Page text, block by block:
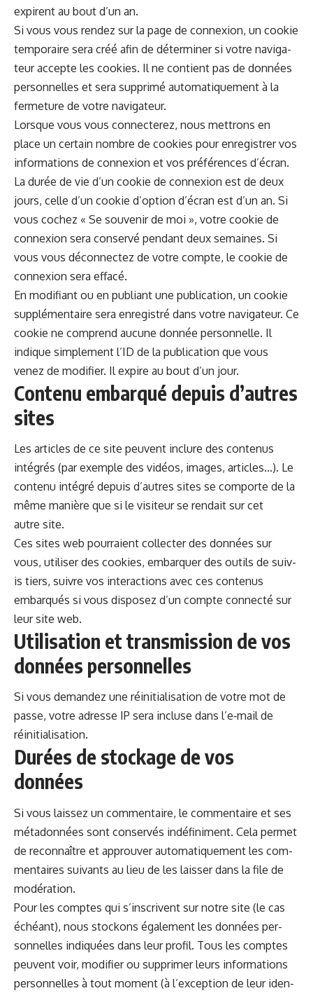
expirent au bout d’un an.
Si vous vous ren­dez sur la page de con­nex­ion, un cook­ie
tem­po­raire sera créé afin de déter­min­er si votre nav­i­ga­
teur accepte les cook­ies. Il ne con­tient pas de don­nées
per­son­nelles et sera sup­primé automa­tique­ment à la
fer­me­ture de votre navigateur.
Lorsque vous vous con­necterez, nous met­trons en
place un cer­tain nom­bre de cook­ies pour enreg­istr­er vos
infor­ma­tions de con­nex­ion et vos préférences d’écran.
La durée de vie d’un cook­ie de con­nex­ion est de deux
jours, celle d’un cook­ie d’option d’écran est d’un an. Si
vous cochez « Se sou­venir de moi », votre cook­ie de
con­nex­ion sera con­servé pen­dant deux semaines. Si
vous vous décon­nectez de votre compte, le cook­ie de
con­nex­ion sera effacé.
En mod­i­fi­ant ou en pub­liant une pub­li­ca­tion, un cook­ie
sup­plé­men­taire sera enreg­istré dans votre nav­i­ga­teur. Ce
cook­ie ne com­prend aucune don­née per­son­nelle. Il
indique sim­ple­ment l’ID de la pub­li­ca­tion que vous
venez de mod­i­fi­er. Il expire au bout d’un jour.
Contenu embarqué depuis d’autres
sites
Les arti­cles de ce site peu­vent inclure des con­tenus
inté­grés (par exem­ple des vidéos, images, arti­cles…). Le
con­tenu inté­gré depuis d’autres sites se com­porte de la
même manière que si le vis­i­teur se rendait sur cet
autre site.
Ces sites web pour­raient col­lecter des don­nées sur
vous, utilis­er des cook­ies, embar­quer des out­ils de suiv­
is tiers, suiv­re vos inter­ac­tions avec ces con­tenus
embar­qués si vous dis­posez d’un compte con­nec­té sur
leur site web.
Utilisation et transmission de vos
données personnelles
Si vous deman­dez une réini­tial­i­sa­tion de votre mot de
passe, votre adresse IP sera incluse dans l’e‑mail de
réinitialisation.
Durées de stockage de vos
données
Si vous lais­sez un com­men­taire, le com­men­taire et ses
méta­don­nées sont con­servés indéfin­i­ment. Cela per­met
de recon­naître et approu­ver automa­tique­ment les com­
men­taires suiv­ants au lieu de les laiss­er dans la file de
modération.
Pour les comptes qui s’inscrivent sur notre site (le cas
échéant), nous stock­ons égale­ment les don­nées per­
son­nelles indiquées dans leur pro­fil. Tous les comptes
peu­vent voir, mod­i­fi­er ou sup­primer leurs infor­ma­tions
per­son­nelles à tout moment (à l’exception de leur iden­